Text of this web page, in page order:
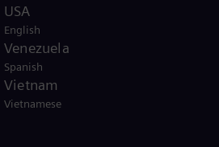
USA
English
Venezuela
Spanish
Vietnam
Vietnamese